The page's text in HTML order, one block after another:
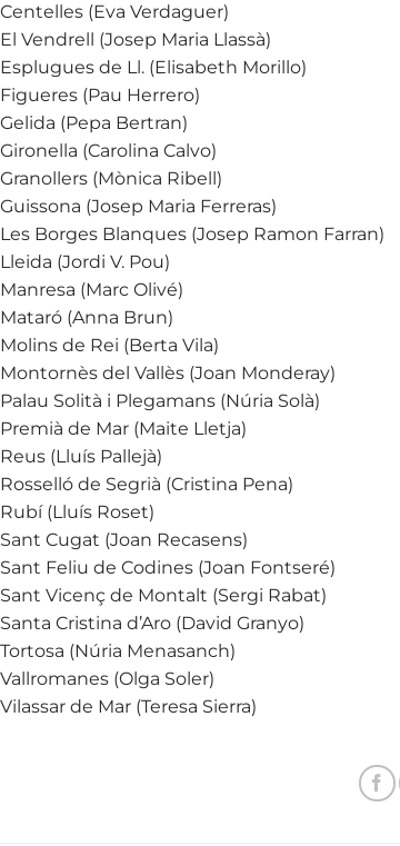
Centelles (Eva Verdaguer)
El Vendrell (Josep Maria Llassà)
Esplugues de Ll. (Elisabeth Morillo)
Figueres (Pau Herrero)
Gelida (Pepa Bertran)
Gironella (Carolina Calvo)
Granollers (Mònica Ribell)
Guissona (Josep Maria Ferreras)
Les Borges Blanques (Josep Ramon Farran)
Lleida (Jordi V. Pou)
Manresa (Marc Olivé)
Mataró (Anna Brun)
Molins de Rei (Berta Vila)
Montornès del Vallès (Joan Monderay)
Palau Solità i Plegamans (Núria Solà)
Premià de Mar (Maite Lletja)
Reus (Lluís Pallejà)
Rosselló de Segrià (Cristina Pena)
Rubí (Lluís Roset)
Sant Cugat (Joan Recasens)
Sant Feliu de Codines (Joan Fontseré)
Sant Vicenç de Montalt (Sergi Rabat)
Santa Cristina d’Aro (David Granyo)
Tortosa (Núria Menasanch)
Vallromanes (Olga Soler)
Vilassar de Mar (Teresa Sierra)